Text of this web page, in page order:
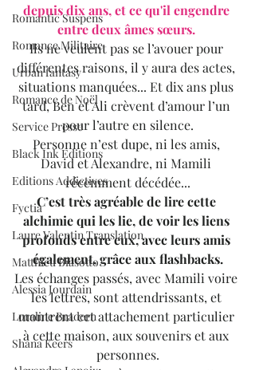
Romantic Suspens
Romance Militaire
Urban fantasy
Romance de Noël
Service Presse
Black Ink Editions
Editions Addictives
Fyctia
Laure Valentin Translation
Matthieu Biasotto
Alessia Jourdain
Loraline Bradern
Shana Keers
depuis dix ans, et ce qu'il engendre
entre deux âmes sœurs.
Ils ne veulent pas se l’avouer pour
différentes raisons, il y aura des actes,
situations manquées... Et dix ans plus
tard, Ben et Ali crèvent d’amour l’un
pour l’autre en silence.
Personne n’est dupe, ni les amis,
David et Alexandre, ni Mamili
récemment décédée...
C’est très agréable de lire cette
alchimie qui les lie, de voir les liens
profonds entre eux, avec leurs amis
également, grâce aux flashbacks.
Les échanges passés, avec Mamili voire
les lettres, sont attendrissants, et
montrent cet attachement particulier
à cette maison, aux souvenirs et aux
personnes.